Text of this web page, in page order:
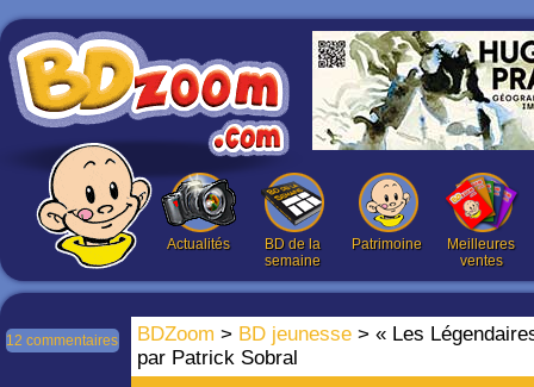
Actualités
BD de la
semaine
Patrimoine
Meilleures
ventes
BDZoom > BD jeunesse > « Les
par Patrick Sobral
12 commentaires